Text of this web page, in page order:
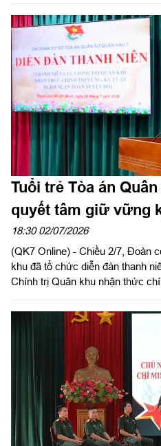
đoàn đến dâng hoa, dâng
sĩ tại Nghĩa trang Liệt sĩ Bình
Tuổi trẻ Tòa án
quyết tâm giữ vững
18:30 02/07/2026
(QK7 Online) - Chiều 2/7, Đoàn
khu đã tổ chức diễn đàn thanh
Chính trị Quân khu nhận thức